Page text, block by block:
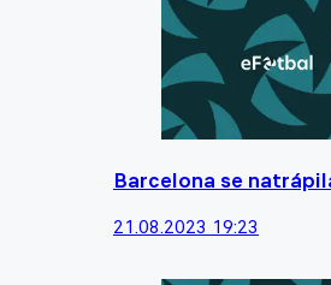
Barcelona se
21.08.2023 19:23